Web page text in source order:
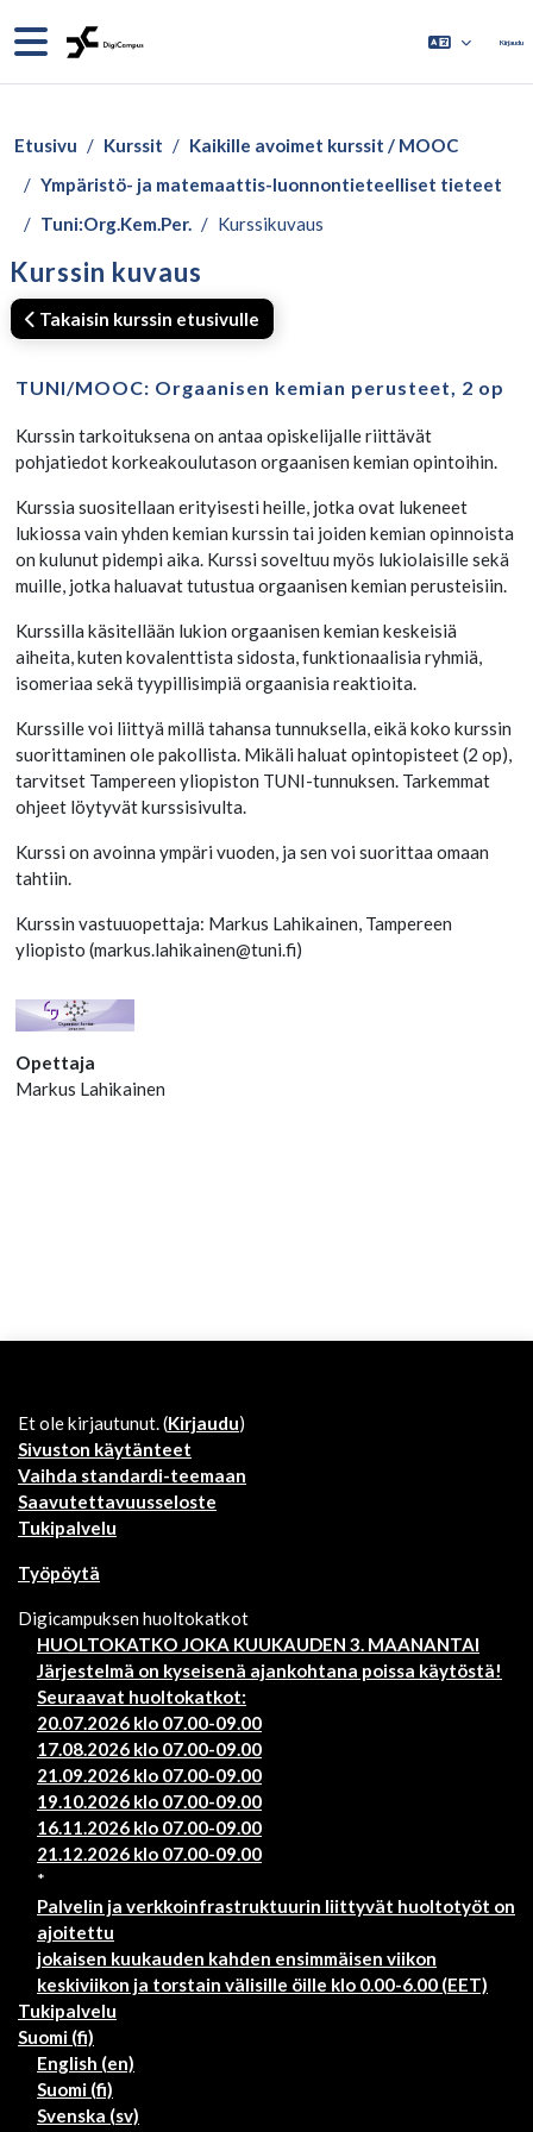
Sivupaneeli Kirjaudu
Etusivu Kurssit
Kaikille avoimet kurssit / MOOC
Ympäristö- ja matemaattis-luonnontieteelliset tieteet
Tuni:Org.Kem.Per.
Kurssikuvaus
Kurssin kuvaus
Takaisin kurssin etusivulle
TUNI/MOOC: Orgaanisen kemian perusteet, 2 op
Kurssin tarkoituksena on antaa opiskelijalle riittävät
pohjatiedot korkeakoulutason orgaanisen kemian opintoihin.
Kurssia suositellaan erityisesti heille, jotka ovat lukeneet
lukiossa vain yhden kemian kurssin tai joiden kemian opinnoista
on kulunut pidempi aika. Kurssi soveltuu myös lukiolaisille sekä
muille, jotka haluavat tutustua orgaanisen kemian perusteisiin.
Kurssilla käsitellään lukion orgaanisen kemian keskeisiä
aiheita, kuten kovalenttista sidosta, funktionaalisia ryhmiä,
isomeriaa sekä tyypillisimpiä orgaanisia reaktioita.
Kurssille voi liittyä millä tahansa tunnuksella, eikä koko kurssin
suorittaminen ole pakollista. Mikäli haluat opintopisteet (2 op),
tarvitset Tampereen yliopiston TUNI-tunnuksen. Tarkemmat
ohjeet löytyvät kurssisivulta.
Kurssi on avoinna ympäri vuoden, ja sen voi suorittaa omaan
tahtiin.
Kurssin vastuuopettaja: Markus Lahikainen, Tampereen
yliopisto (markus.lahikainen@tuni.fi)
Opettaja
Markus Lahikainen
Et ole kirjautunut. (Kirjaudu)
Sivuston käytänteet
Vaihda standardi-teemaan
Saavutettavuusseloste
Tukipalvelu
Työpöytä
Digicampuksen huoltokatkot
HUOLTOKATKO JOKA KUUKAUDEN 3. MAANANTAI
Järjestelmä on kyseisenä ajankohtana poissa käytöstä!
Seuraavat huoltokatkot:
20.07.2026 klo 07.00-09.00
17.08.2026 klo 07.00-09.00
21.09.2026 klo 07.00-09.00
19.10.2026 klo 07.00-09.00
16.11.2026 klo 07.00-09.00
21.12.2026 klo 07.00-09.00
*
Palvelin ja verkkoinfrastruktuurin liittyvät huoltotyöt on
ajoitettu
jokaisen kuukauden kahden ensimmäisen viikon
keskiviikon ja torstain välisille öille klo 0.00-6.00 (EET)
Tukipalvelu
Suomi ‎(fi)‎
English ‎(en)‎
Suomi ‎(fi)‎
Svenska ‎(sv)‎